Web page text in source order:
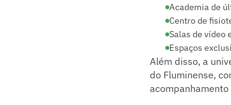
Academia de
Centro de
Salas de vídeo
Espaços
Além disso, a
do Fluminense,